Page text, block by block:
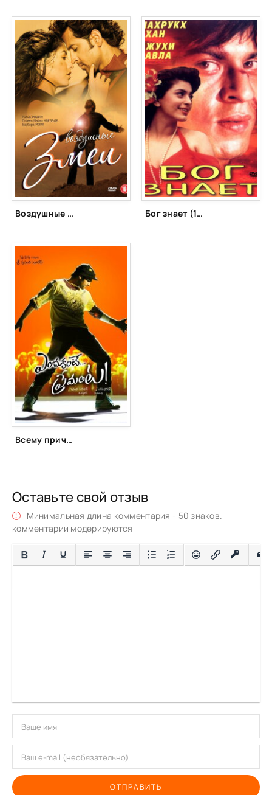
Воздушные змеи (2010) Бог знает (1995)
Всему причина – любовь! (2012)
Оставьте свой отзыв
Минимальная длина комментария - 50 знаков.
комментарии модерируются
ОТПРАВИТЬ